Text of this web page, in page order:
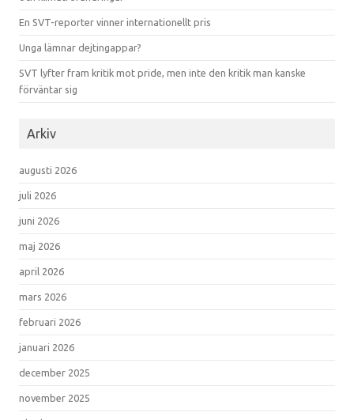
En SVT-reporter vinner internationellt pris
Unga lämnar dejtingappar?
SVT lyfter fram kritik mot pride, men inte den kritik man kanske
förväntar sig
Arkiv
augusti 2026
juli 2026
juni 2026
maj 2026
april 2026
mars 2026
februari 2026
januari 2026
december 2025
november 2025